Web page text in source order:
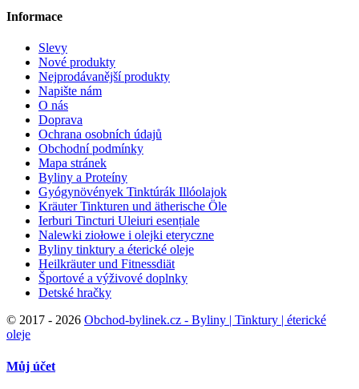
Informace
Slevy
Nové produkty
Nejprodávanější produkty
Napište nám
O nás
Doprava
Ochrana osobních údajů
Obchodní podmínky
Mapa stránek
Byliny a Proteíny
Gyógynövények Tinktúrák Illóolajok
Kräuter Tinkturen und ätherische Öle
Ierburi Tincturi Uleiuri esențiale
Nalewki ziołowe i olejki eteryczne
Byliny tinktury a éterické oleje
Heilkräuter und Fitnessdiät
Športové a výživové doplnky
Detské hračky
© 2017 - 2026 Obchod-bylinek.cz - Byliny | Tinktury | éterické
oleje
Můj účet